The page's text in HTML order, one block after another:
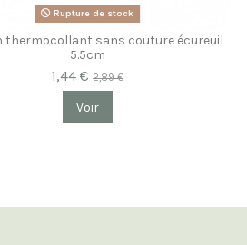
Rupture de stock
thermocollant sans couture écureuil
5.5cm
1,44 €2,89 €
Voir